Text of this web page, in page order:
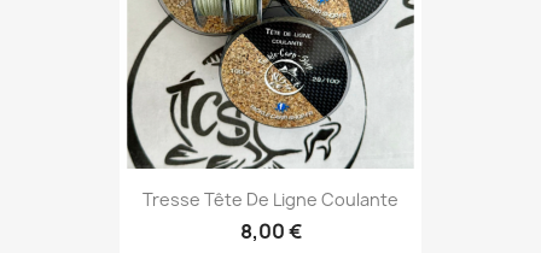
Tresse Tête De Ligne Coulante
8,00 €